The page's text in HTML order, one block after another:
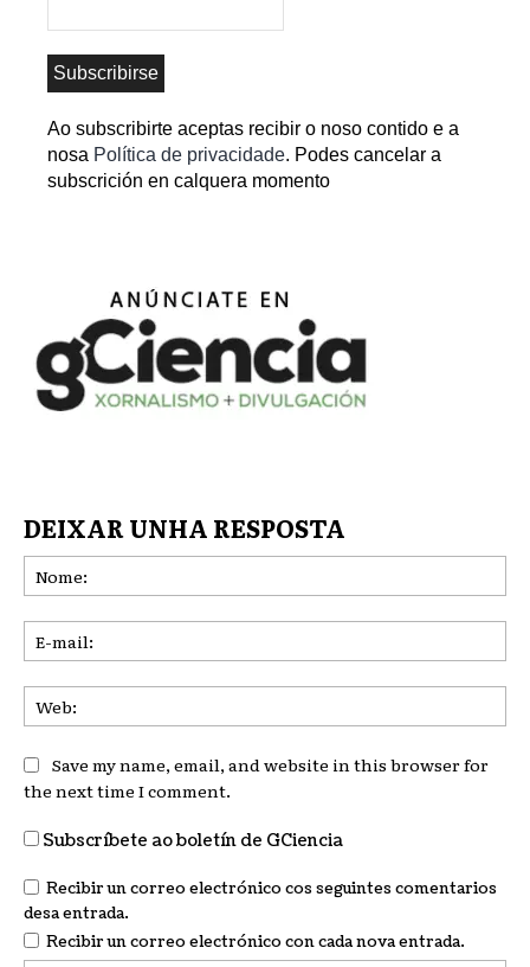
Ao subscribirte aceptas recibir o noso contido e a
nosa Política de privacidade. Podes cancelar a
subscrición en calquera momento
DEIXAR UNHA RESPOSTA
Save my name, email, and website in this browser for
the next time I comment.
Subscríbete ao boletín de GCiencia
Recibir un correo electrónico cos seguintes comentarios
desa entrada.
Recibir un correo electrónico con cada nova entrada.